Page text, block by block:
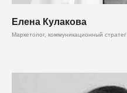
Елена Кулакова
Маркетолог, коммуникационный стратег